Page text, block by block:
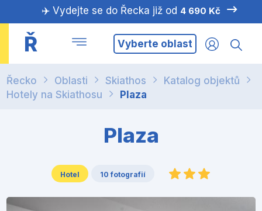
✈️ Vydejte se do Řecka již od 4 690 Kč
Ř Vyberte oblast
Řecko Oblasti Skiathos
Katalog objektů
Hotely na Skiathosu
Plaza
Plaza
Hotel 10 fotografií